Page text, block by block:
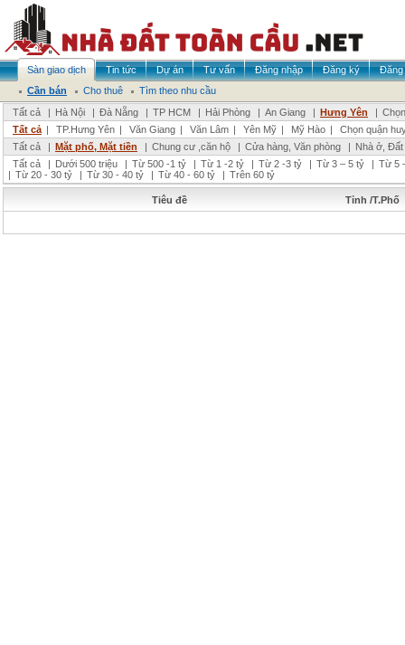
Sàn giao dịch Tin tức Dự án Tư vấn Đăng nhập Đăng ký
Đăng
Cần bán
Cho thuê
Tìm theo nhu cầu
Tất cả
| Hà Nội | Đà Nẵng | TP HCM | Hải Phòng | An Giang | Hưng Yên |
Tất cả | TP.Hưng Yên | Văn Giang | Văn Lâm | Yên Mỹ | Mỹ Hào |
Chọn quận
Tất cả
| Mặt phố, Mặt tiền | Chung cư ,căn hộ | Cửa hàng, Văn phòng | Nhà ở,
Tất cả
| Dưới 500 triệu | Từ 500 -1 tỷ | Từ 1 -2 tỷ | Từ 2 -3 tỷ | Từ 3 – 5 tỷ | Từ 5
| Từ 20 - 30 tỷ | Từ 30 - 40 tỷ | Từ 40 - 60 tỷ | Trên 60 tỷ
Tiêu đề Tỉnh /T.Phố